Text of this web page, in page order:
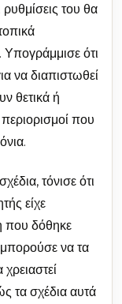
του θα
Υπογράμμισε ότι
να διαπιστωθεί
θετικά ή
που
τόνισε ότι
είχε
που δόθηκε
μπορούσε να τα
τα σχέδια αυτά